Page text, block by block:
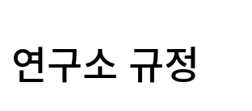
연구소 규정